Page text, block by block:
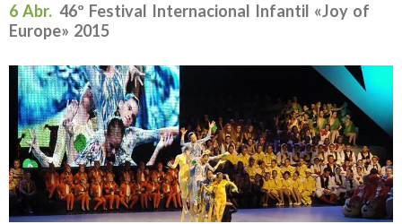
6 Abr. 46º Festival Internacional Infantil «Joy of
Europe» 2015